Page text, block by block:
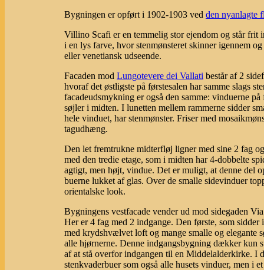
Bygningen er opført i 1902-1903 ved den nyanlagte
Villino Scafi er en temmelig stor ejendom og står frit
i en lys farve, hvor stenmønsteret skinner igennem
eller venetiansk udseende.
Facaden mod Lungotevere dei Vallati består af 2
hvoraf det østligste på førstesalen har samme slags
facadeudsmykning er også den samme: vinduerne
søjler i midten. I lunetten mellem rammerne sidder
hele vinduet, har stenmønster. Friser med
tagudhæng.
Den let fremtrukne midterfløj ligner med sine 2 fag
med den tredie etage, som i midten har 4-dobbelte
agtigt, men højt, vindue. Det er muligt, at denne del
buerne lukket af glas. Over de smalle sidevinduer
orientalske look.
Bygningens vestfacade vender ud mod sidegaden
Her er 4 fag med 2 indgange. Den første, som
med krydshvælvet loft og mange smalle og
alle hjørnerne. Denne indgangsbygning dækker kun
af at stå overfor indgangen til en Middelalderkirke. I
stenkvaderbuer som også alle husets vinduer, men i